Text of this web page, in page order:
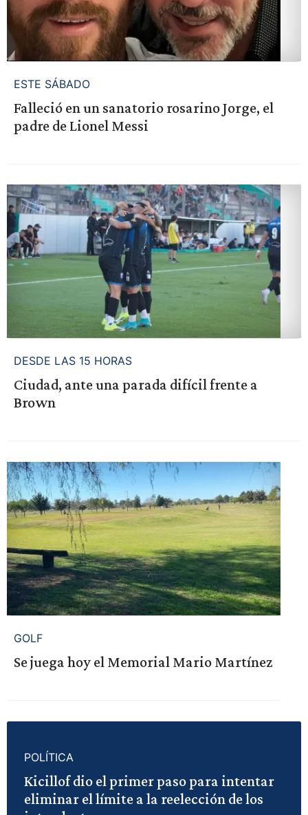
ESTE SÁBADO
Falleció en un sanatorio rosarino Jorge, el
padre de Lionel Messi
DESDE LAS 15 HORAS
Ciudad, ante una parada difícil frente a
Brown
GOLF
Se juega hoy el Memorial Mario Martínez
POLÍTICA
Kicillof dio el primer paso para intentar
eliminar el límite a la reelección de los